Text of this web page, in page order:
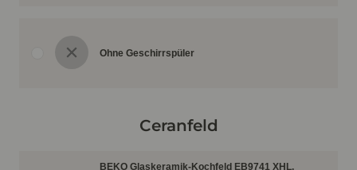
Ohne Geschirrspüler
Ceranfeld
BEKO Glaskeramik-Kochfeld EB9741 XHL,